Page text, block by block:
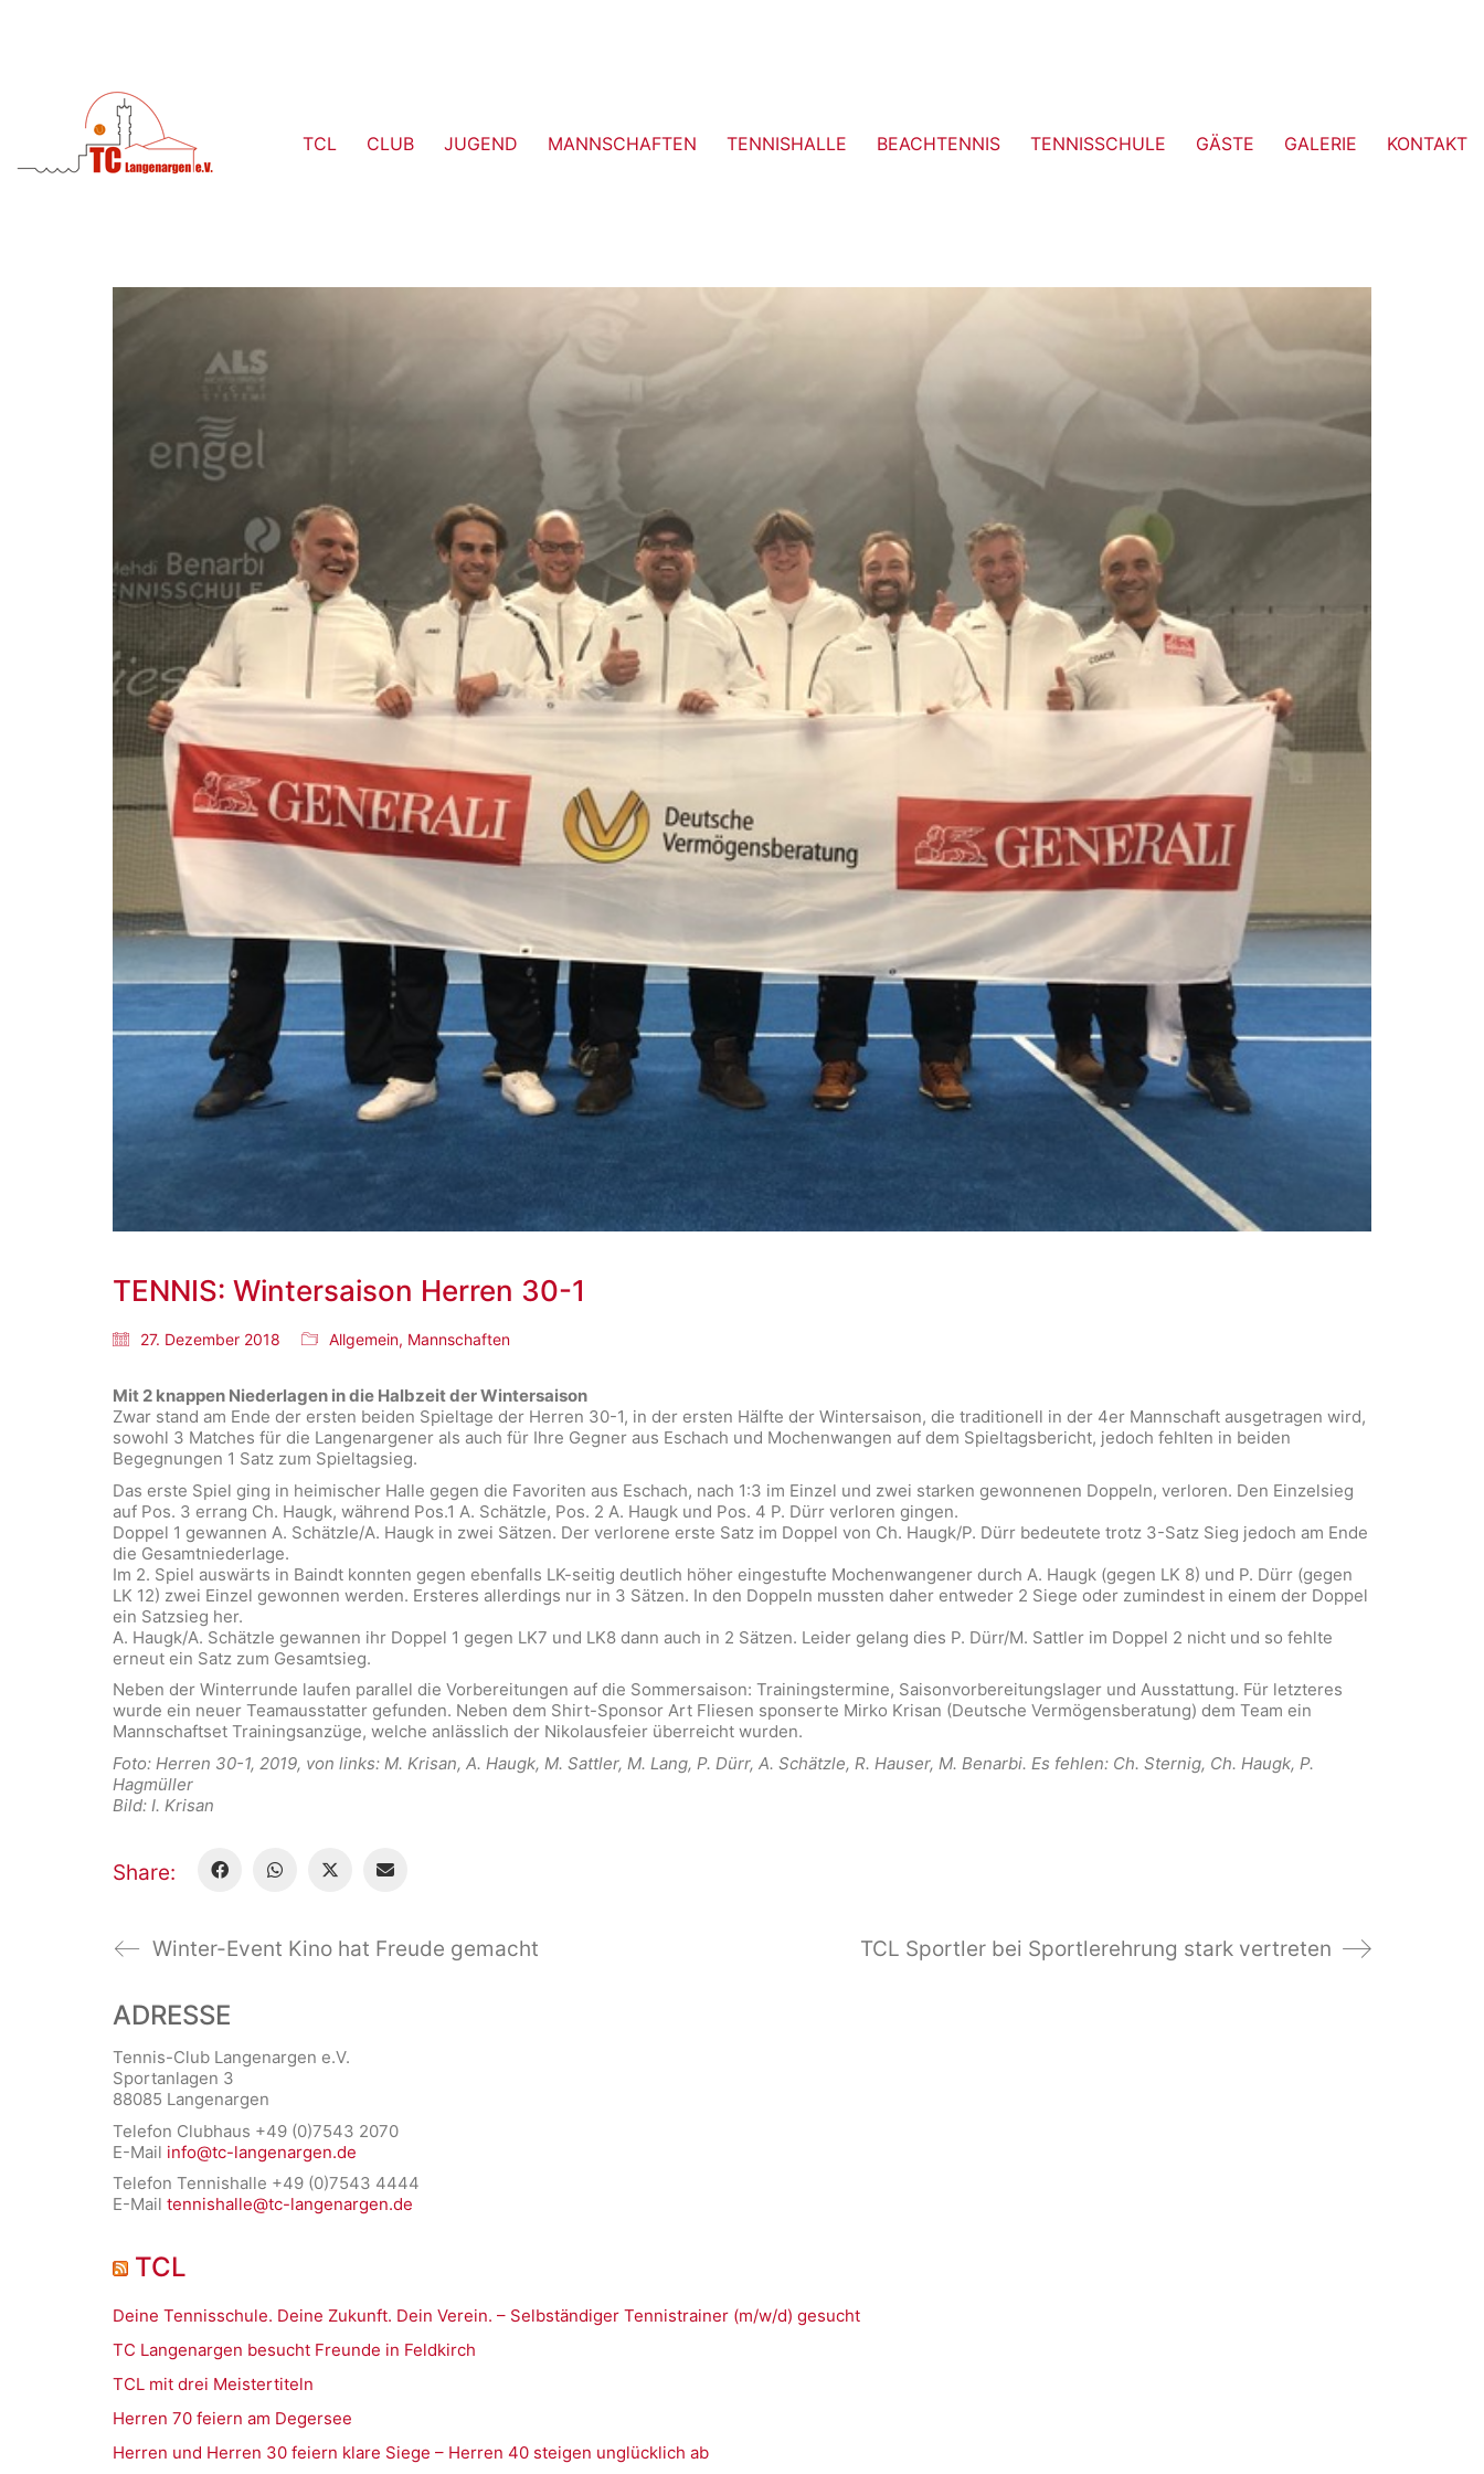
TCL CLUB JUGEND MANNSCHAFTEN TENNISHALLE BEACHTENNIS TENNISSCHULE GÄSTE GALERIE KONTAKT
TENNIS: Wintersaison Herren 30-1
27. Dezember 2018 Allgemein, Mannschaften
Mit 2 knappen Niederlagen in die Halbzeit der Wintersaison
Zwar stand am Ende der ersten beiden Spieltage der Herren 30-1, in der ersten Hälfte der Wintersaison, die traditionell in der 4er Mannschaft ausgetragen wird,
sowohl 3 Matches für die Langenargener als auch für Ihre Gegner aus Eschach und Mochenwangen auf dem Spieltagsbericht, jedoch fehlten in beiden
Begegnungen 1 Satz zum Spieltagsieg.
Das erste Spiel ging in heimischer Halle gegen die Favoriten aus Eschach, nach 1:3 im Einzel und zwei starken gewonnenen Doppeln, verloren. Den Einzelsieg
auf Pos. 3 errang Ch. Haugk, während Pos.1 A. Schätzle, Pos. 2 A. Haugk und Pos. 4 P. Dürr verloren gingen.
Doppel 1 gewannen A. Schätzle/A. Haugk in zwei Sätzen. Der verlorene erste Satz im Doppel von Ch. Haugk/P. Dürr bedeutete trotz 3-Satz Sieg jedoch am Ende
die Gesamtniederlage.
Im 2. Spiel auswärts in Baindt konnten gegen ebenfalls LK-seitig deutlich höher eingestufte Mochenwangener durch A. Haugk (gegen LK 8) und P. Dürr (gegen
LK 12) zwei Einzel gewonnen werden. Ersteres allerdings nur in 3 Sätzen. In den Doppeln mussten daher entweder 2 Siege oder zumindest in einem der Doppel
ein Satzsieg her.
A. Haugk/A. Schätzle gewannen ihr Doppel 1 gegen LK7 und LK8 dann auch in 2 Sätzen. Leider gelang dies P. Dürr/M. Sattler im Doppel 2 nicht und so fehlte
erneut ein Satz zum Gesamtsieg.
Neben der Winterrunde laufen parallel die Vorbereitungen auf die Sommersaison: Trainingstermine, Saisonvorbereitungslager und Ausstattung. Für letzteres
wurde ein neuer Teamausstatter gefunden. Neben dem Shirt-Sponsor Art Fliesen sponserte Mirko Krisan (Deutsche Vermögensberatung) dem Team ein
Mannschaftset Trainingsanzüge, welche anlässlich der Nikolausfeier überreicht wurden.
Foto: Herren 30-1, 2019, von links: M. Krisan, A. Haugk, M. Sattler, M. Lang, P. Dürr, A. Schätzle, R. Hauser, M. Benarbi. Es fehlen: Ch. Sternig, Ch. Haugk, P.
Hagmüller
Bild: I. Krisan
Share:
Winter-Event Kino hat Freude gemacht TCL Sportler bei Sportlerehrung stark vertreten
ADRESSE
Tennis-Club Langenargen e.V.
Sportanlagen 3
88085 Langenargen
Telefon Clubhaus +49 (0)7543 2070
E-Mail info@tc-langenargen.de
Telefon Tennishalle +49 (0)7543 4444
E-Mail tennishalle@tc-langenargen.de
TCL
Deine Tennisschule. Deine Zukunft. Dein Verein. – Selbständiger Tennistrainer (m/w/d) gesucht
TC Langenargen besucht Freunde in Feldkirch
TCL mit drei Meistertiteln
Herren 70 feiern am Degersee
Herren und Herren 30 feiern klare Siege – Herren 40 steigen unglücklich ab